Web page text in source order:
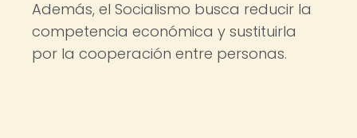
Además, el Socialismo busca reducir la
competencia económica y sustituirla
por la cooperación entre personas.